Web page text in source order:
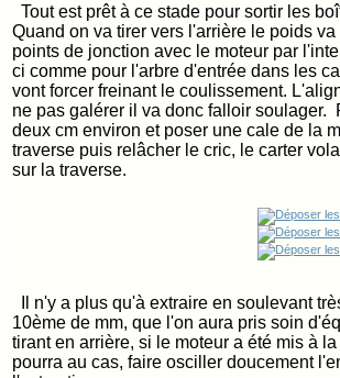
Tout est prêt à ce stade pour sortir les
Quand on va tirer vers l'arrière le poids
points de jonction avec le moteur par
ci comme pour l'arbre d'entrée dans les
vont forcer freinant le coulissement.
ne pas galérer il va donc falloir soulager.
deux cm environ et poser une cale de la
traverse puis relâcher le cric, le carter
sur la traverse.
Il n'y a plus qu'à extraire en soulevant
10ème de mm, que l'on aura pris soin
tirant en arrière, si le moteur a été mis à
pourra au cas, faire osciller doucement